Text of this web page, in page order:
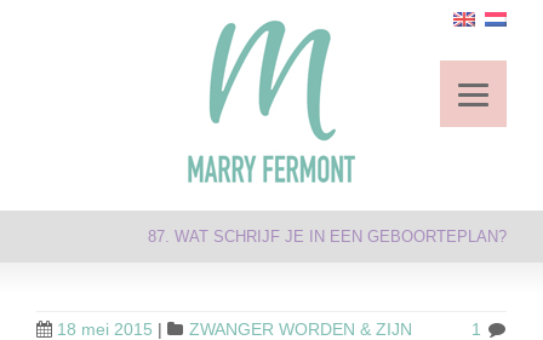
87. WAT SCHRIJF JE IN EEN GEBOORTEPLAN?
18 mei 2015 | ZWANGER WORDEN & ZIJN 1